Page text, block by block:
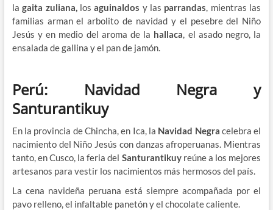
lagaita zuliana, los aguinaldos y las parrandas, mientras las
familias arman el arbolito de navidad y el pesebre del Niño
Jesús y en medio del aroma de la hallaca, el asado negro, la
ensalada de gallina y el pan de jamón.
Perú: Navidad Negra y
Santurantikuy
En la provincia de Chincha, en Ica, la Navidad Negra celebra el
nacimiento del Niño Jesús con danzas afroperuanas. Mientras
tanto, en Cusco, la feria del Santurantikuyreúne a los mejores
artesanos para vestir los nacimientos más hermosos del país.
La cena navideña peruana está siempre acompañada por el
pavo relleno, el infaltable panetón y el chocolate caliente.